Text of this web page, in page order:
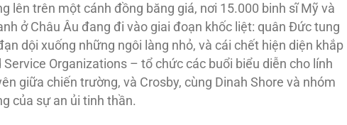
lên trên một cánh đồng băng giá, nơi 15.000 binh sĩ Mỹ và
ở Châu Âu đang đi vào giai đoạn khốc liệt: quân Đức tung
dội xuống những ngôi làng nhỏ, và cái chết hiện diện khắp
Service Organizations – tổ chức các buổi biểu diễn cho lính
giữa chiến trường, và Crosby, cùng Dinah Shore và nhóm
của sự an ủi tinh thần.